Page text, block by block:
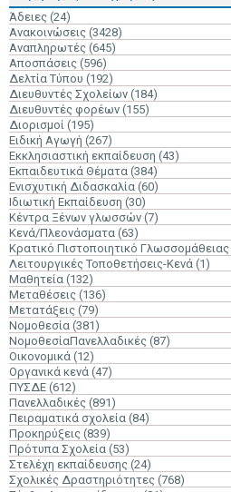
Άδειες (24)
Ανακοινώσεις (3428)
Αναπληρωτές (645)
Αποσπάσεις (596)
Δελτία Τύπου (192)
Διευθυντές Σχολείων (184)
Διευθυντές φορέων (155)
Διορισμοί (195)
Ειδική Αγωγή (267)
Εκκλησιαστική εκπαίδευση (43)
Εκπαιδευτικά Θέματα (384)
Ενισχυτική Διδασκαλία (60)
Ιδιωτική Εκπαίδευση (30)
Κέντρα Ξένων γλωσσών (7)
Κενά/Πλεονάσματα (63)
Κρατικό Πιστοποιητικό Γλωσσομάθειας
Λειτουργικές Τοποθετήσεις-Κενά (1)
Μαθητεία (132)
Μεταθέσεις (136)
Μετατάξεις (79)
Νομοθεσία (381)
ΝομοθεσίαΠανελλαδικές (87)
Οικονομικά (12)
Οργανικά κενά (47)
ΠΥΣΔΕ (612)
Πανελλαδικές (891)
Πειραματικά σχολεία (84)
Προκηρύξεις (839)
Πρότυπα Σχολεία (53)
Στελέχη εκπαίδευσης (24)
Σχολικές Δραστηριότητες (768)